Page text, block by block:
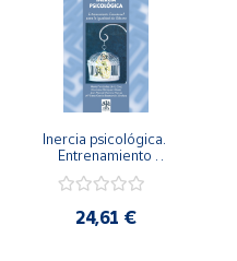
Inercia psicológica.
Entrenamiento
Igualdad de Género.
24,61 €